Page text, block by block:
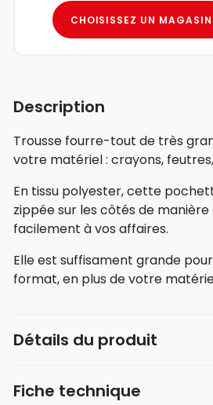
CHOISISSEZ UN MAGASIN
Description
Trousse fourre-tout de très
votre matériel : crayons,
En tissu polyester, cette
zippée sur les côtés de
facilement à vos affaires.
Elle est suffisament grande
format, en plus de votre
Détails du produit
Fiche technique